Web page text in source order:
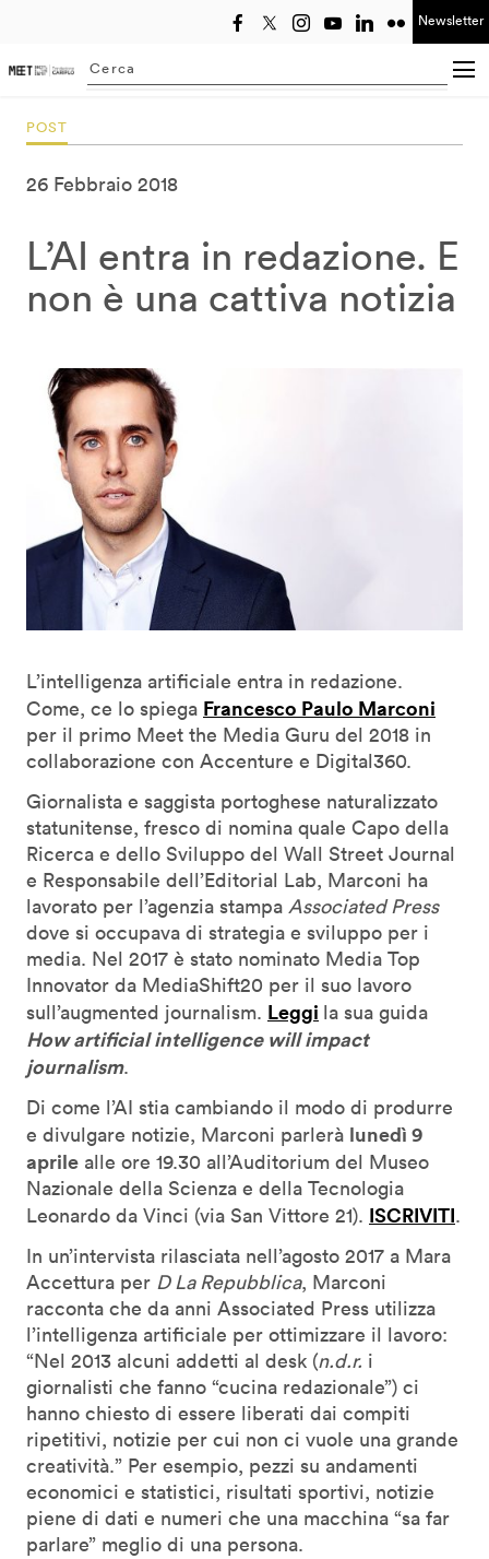
Newsletter
Searching...
POST
26 Febbraio 2018
L’AI entra in redazione. E
non è una cattiva notizia
L’intelligenza artificiale entra in redazione.
Come, ce lo spiega Francesco Paulo Marconi
per il primo Meet the Media Guru del 2018 in
collaborazione con Accenture e Digital360.
Giornalista e saggista portoghese naturalizzato
statunitense, fresco di nomina quale Capo della
Ricerca e dello Sviluppo del Wall Street Journal
e Responsabile dell’Editorial Lab, Marconi ha
lavorato per l’agenzia stampa Associated Press
dove si occupava di strategia e sviluppo per i
media. Nel 2017 è stato nominato Media Top
Innovator da MediaShift20 per il suo lavoro
sull’augmented journalism. Leggi la sua guida
How artificial intelligence will impact
journalism.
Di come l’AI stia cambiando il modo di produrre
e divulgare notizie, Marconi parlerà lunedì 9
aprile alle ore 19.30 all’Auditorium del Museo
Nazionale della Scienza e della Tecnologia
Leonardo da Vinci (via San Vittore 21). ISCRIVITI.
In un’intervista rilasciata nell’agosto 2017 a Mara
Accettura per D La Repubblica, Marconi
racconta che da anni Associated Press utilizza
l’intelligenza artificiale per ottimizzare il lavoro:
“Nel 2013 alcuni addetti al desk (n.d.r. i
giornalisti che fanno “cucina redazionale”) ci
hanno chiesto di essere liberati dai compiti
ripetitivi, notizie per cui non ci vuole una grande
creatività.” Per esempio, pezzi su andamenti
economici e statistici, risultati sportivi, notizie
piene di dati e numeri che una macchina “sa far
parlare” meglio di una persona.